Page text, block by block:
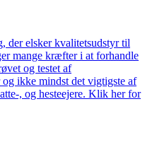
der elsker kvalitetsudstyr til
mange kræfter i at forhandle
og testet af
ikke mindst det vigtigste af
, og hesteejere. Klik her for